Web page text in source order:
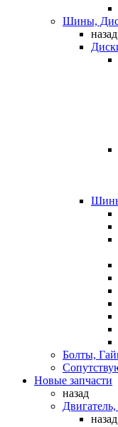
Шины,
назад
Болты,
Новые запчасти
назад
назад